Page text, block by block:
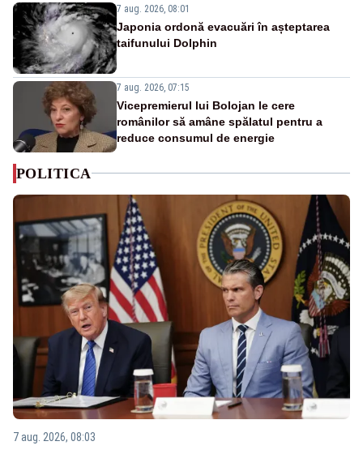
7 aug. 2026, 08:01
Japonia ordonă evacuări în așteptarea
taifunului Dolphin
7 aug. 2026, 07:15
Vicepremierul lui Bolojan le cere
românilor să amâne spălatul pentru a
reduce consumul de energie
POLITICA
7 aug. 2026, 08:03